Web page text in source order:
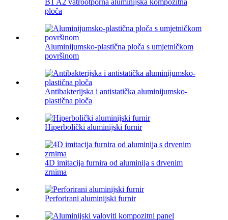
B1 A2 vatrootporna aluminijska kompozitna
ploča
Aluminijumsko-plastična ploča s umjetničkom
površinom
Antibakterijska i antistatička aluminijumsko-
plastična ploča
Hiperbolički aluminijski furnir
4D imitacija furnira od aluminija s drvenim
zrnima
Perforirani aluminijski furnir